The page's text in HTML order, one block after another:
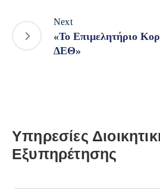
Next
«Το Επιμελητήριο
ΔΕΘ»
Υπηρεσίες
Εξυπηρέτησης